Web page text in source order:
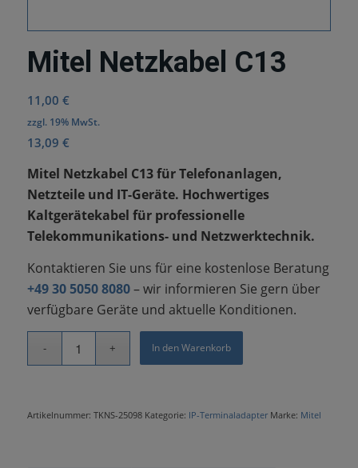
Mitel Netzkabel C13
11,00 €
zzgl. 19% MwSt.
13,09 €
Mitel Netzkabel C13 für Telefonanlagen,
Netzteile und IT-Geräte. Hochwertiges
Kaltgerätekabel für professionelle
Telekommunikations- und Netzwerktechnik.
Kontaktieren Sie uns für eine kostenlose Beratung
+49 30 5050 8080– wir informieren Sie gern über
verfügbare Geräte und aktuelle Konditionen.
In den Warenkorb
Artikelnummer: TKNS-25098 Kategorie: IP-Terminaladapter Marke: Mitel